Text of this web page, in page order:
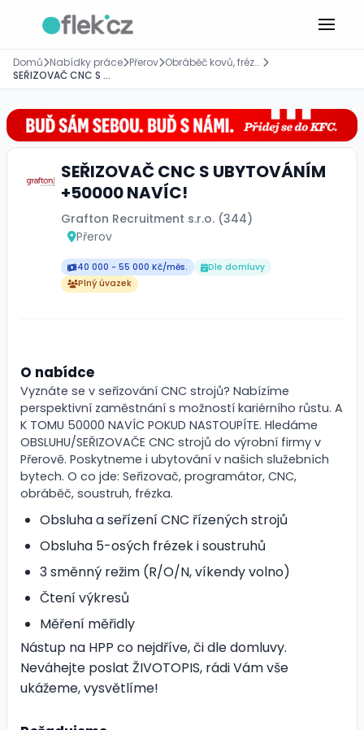
Domů Nabídky práce Přerov
Obráběč kovů, frézař, soustružník
SEŘIZOVAČ CNC S UBYTOVÁNÍM +50000 NAVÍC!
SEŘIZOVAČ CNC S UBYTOVÁNÍM
+50000 NAVÍC!
Grafton Recruitment s.r.o. (344)
Přerov
40 000 - 55 000 Kč/měs.
Dle domluvy
Plný úvazek
O nabídce
Vyznáte se v seřizování CNC strojů? Nabízíme
perspektivní zaměstnání s možností kariérního růstu. A
K TOMU 50000 NAVÍC POKUD NASTOUPÍTE. Hledáme
OBSLUHU/SEŘIZOVAČE CNC strojů do výrobní firmy v
Přerově. Poskytneme i ubytování v našich služebních
bytech. O co jde: Seřizovač, programátor, CNC,
obráběč, soustruh, frézka.
Obsluha a seřízení CNC řízených strojů
Obsluha 5-osých frézek i soustruhů
3 směnný režim (R/O/N, víkendy volno)
Čtení výkresů
Měření měřidly
Nástup na HPP co nejdříve, či dle domluvy.
Neváhejte poslat ŽIVOTOPIS, rádi Vám vše
ukážeme, vysvětlíme!